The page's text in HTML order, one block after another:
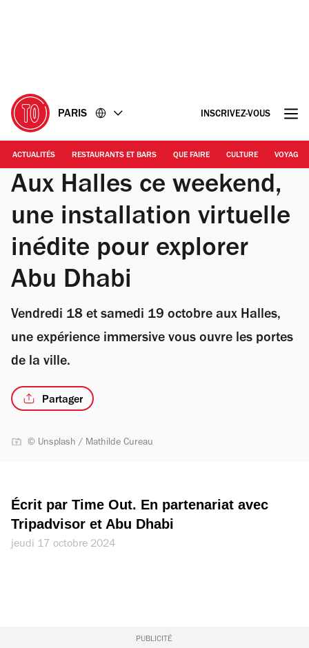
PARIS INSCRIVEZ-VOUS
ACTUALITÉS RESTAURANTS ET BARS QUE FAIRE CULTURE VOYAGE
Aux Halles ce weekend,
une installation virtuelle
inédite pour explorer
Abu Dhabi
Vendredi 18 et samedi 19 octobre aux Halles,
une expérience immersive vous ouvre les portes
de la ville.
Partager
© Unsplash / Mathilde Cureau
Écrit par Time Out. En partenariat avec
Tripadvisor et Abu Dhabi
jeudi 17 octobre 2024
PUBLICITÉ